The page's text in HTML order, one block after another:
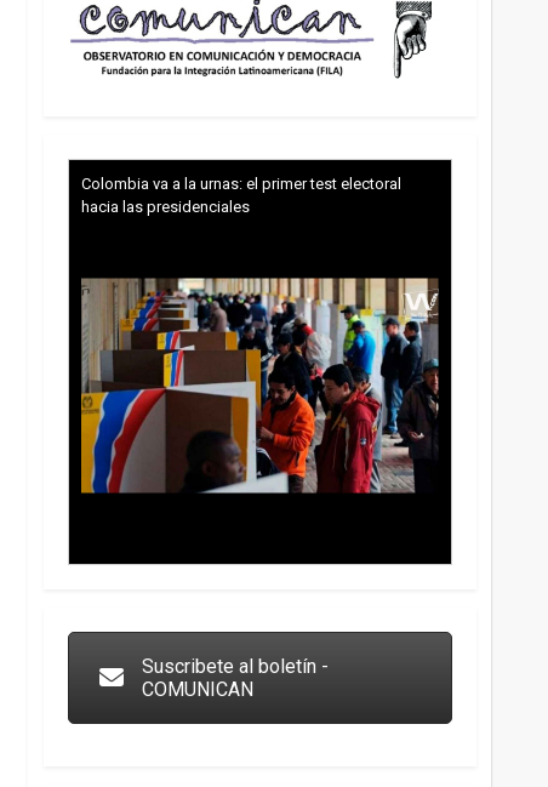
Colombia va a la urnas: el primer test electoral
hacia las presidenciales
Suscribete al boletín -
COMUNICAN